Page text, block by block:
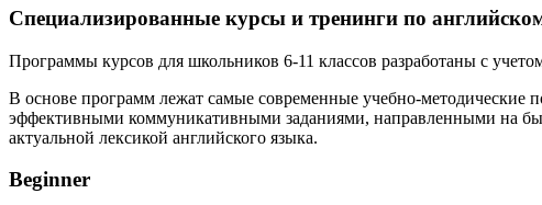
Специализированные курсы и тренинги по
Программы курсов для школьников 6-11 классов разработаны с
В основе программ лежат самые современные учебно-методические
эффективными коммуникативными заданиями, направленными на
актуальной лексикой английского языка.
Beginner